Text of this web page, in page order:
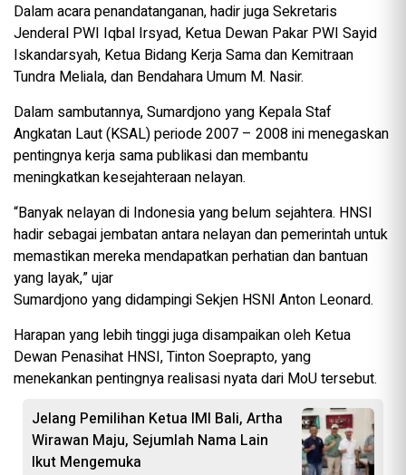
Dalam acara penandatanganan, hadir juga Sekretaris
Jenderal PWI Iqbal Irsyad, Ketua Dewan Pakar PWI Sayid
Iskandarsyah, Ketua Bidang Kerja Sama dan Kemitraan
Tundra Meliala, dan Bendahara Umum M. Nasir.
Dalam sambutannya, Sumardjono yang Kepala Staf
Angkatan Laut (KSAL) periode 2007 – 2008 ini menegaskan
pentingnya kerja sama publikasi dan membantu
meningkatkan kesejahteraan nelayan.
“Banyak nelayan di Indonesia yang belum sejahtera. HNSI
hadir sebagai jembatan antara nelayan dan pemerintah untuk
memastikan mereka mendapatkan perhatian dan bantuan
yang layak,” ujar
Sumardjono yang didampingi Sekjen HSNI Anton Leonard.
Harapan yang lebih tinggi juga disampaikan oleh Ketua
Dewan Penasihat HNSI, Tinton Soeprapto, yang
menekankan pentingnya realisasi nyata dari MoU tersebut.
Jelang Pemilihan Ketua IMI Bali, Artha
Wirawan Maju, Sejumlah Nama Lain
Ikut Mengemuka